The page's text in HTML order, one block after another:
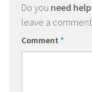
Do you need help
leave a
Comment *